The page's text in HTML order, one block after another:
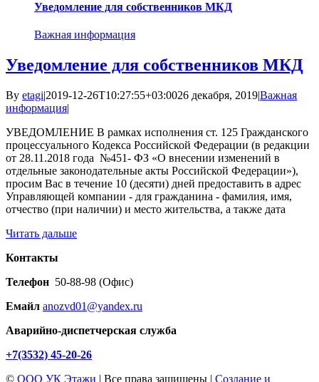
Уведомление для собственников МКД
Важная информация
Уведомление для собственников МКД
By etagi|2019-12-26T10:27:55+03:0026 декабря, 2019|Важная
информация|
УВЕДОМЛЕНИЕ В рамках исполнения ст. 125 Гражданского
процессуального Кодекса Российской Федерации (в редакции
от 28.11.2018 года №451- ФЗ «О внесении изменений в
отдельные законодательные акты Российской Федерации»),
просим Вас в течение 10 (десяти) дней предоставить в адрес
Управляющей компании - для гражданина - фамилия, имя,
отчество (при наличии) и место жительства, а также дата
Читать дальше
Контакты
Телефон 50-88-98 (Офис)
Емайл anozvd01@yandex.ru
Аварийно-диспетчерская служба
+7(3532) 45-20-26
© ООО УК Этажи | Все права защищены | Создание и